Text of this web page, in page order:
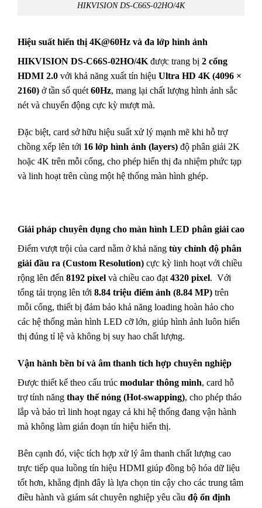
HIKVISION DS-C66S-02HO/4K
Hiệu suất hiển thị 4K@60Hz và đa lớp hình ảnh
HIKVISION DS-C66S-02HO/4K được trang bị 2 cổng
HDMI 2.0 với khả năng xuất tín hiệu Ultra HD 4K (4096 ×
2160) ở tần số quét 60Hz, mang lại chất lượng hình ảnh sắc
nét và chuyển động cực kỳ mượt mà.
Đặc biệt, card sở hữu hiệu suất xử lý mạnh mẽ khi hỗ trợ
chồng xếp lên tới 16 lớp hình ảnh (layers) độ phân giải 2K
hoặc 4K trên mỗi cổng, cho phép hiển thị đa nhiệm phức tạp
và linh hoạt trên cùng một hệ thống màn hình ghép.
Giải pháp chuyên dụng cho màn hình LED phân giải cao
Điểm vượt trội của card nằm ở khả năng tùy chỉnh độ phân
giải đầu ra (Custom Resolution) cực kỳ linh hoạt với chiều
rộng lên đến 8192 pixel và chiều cao đạt4320 pixel. Với
tổng tải trọng lên tới 8.84 triệu điểm ảnh (8.84 MP) trên
mỗi cổng, thiết bị đảm bảo khả năng loading hoàn hảo cho
các hệ thống màn hình LED cỡ lớn, giúp hình ảnh luôn hiển
thị đúng tỉ lệ và không bị suy hao chất lượng.
Vận hành bền bỉ và âm thanh tích hợp chuyên nghiệp
Được thiết kế theo cấu trúc modular thông minh, card hỗ
trợ tính năng thay thế nóng (Hot-swapping), cho phép tháo
lắp và bảo trì linh hoạt ngay cả khi hệ thống đang vận hành
mà không làm gián đoạn tín hiệu hiển thị.
Bên cạnh đó, việc tích hợp xử lý âm thanh chất lượng cao
trực tiếp qua luồng tín hiệu HDMI giúp đồng bộ hóa dữ liệu
tốt hơn, khẳng định đây là lựa chọn tin cậy cho các trung tâm
điều hành và giám sát chuyên nghiệp yêu cầu độ ổn định